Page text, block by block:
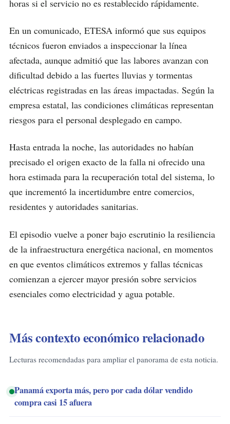
horas si el servicio no es restablecido rápidamente.
En un comunicado, ETESA informó que sus equipos
técnicos fueron enviados a inspeccionar la línea
afectada, aunque admitió que las labores avanzan con
dificultad debido a las fuertes lluvias y tormentas
eléctricas registradas en las áreas impactadas. Según la
empresa estatal, las condiciones climáticas representan
riesgos para el personal desplegado en campo.
Hasta entrada la noche, las autoridades no habían
precisado el origen exacto de la falla ni ofrecido una
hora estimada para la recuperación total del sistema, lo
que incrementó la incertidumbre entre comercios,
residentes y autoridades sanitarias.
El episodio vuelve a poner bajo escrutinio la resiliencia
de la infraestructura energética nacional, en momentos
en que eventos climáticos extremos y fallas técnicas
comienzan a ejercer mayor presión sobre servicios
esenciales como electricidad y agua potable.
Más contexto económico relacionado
Lecturas recomendadas para ampliar el panorama de esta noticia.
Panamá exporta más, pero por cada dólar vendido
compra casi 15 afuera